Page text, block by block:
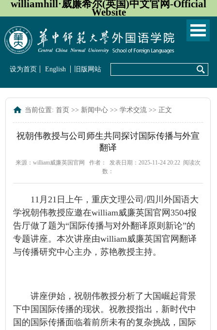
williamhill·威廉希尔(英国)中文官网-Official
Website
设为首页 English 旧版网站
当前位置:首页 >> 新闻中心 >>学术交流 >> 正文
祝朝伟教授与公司师生共同探讨国际传播与外宣
翻译
来源：william威廉英国官网 作者： 发表日期：2025-11-24 20:22 阅读次
数：
11月21日上午，重庆文理公司/四川外国语大
学祝朝伟教授应邀在william威廉英国官网3504报
告厅做了题为“国际传播与对外翻译原则新论”的
专题讲座。本次讲座由william威廉英国官网翻译
与传播研究中心主办，苏艳教授主持。
讲座伊始，祝朝伟教授分析了大国崛起背景
下中国国际传播的现状。祝教授指出，新时代中
国的国际传播面临着前所未有的复杂挑战，国际